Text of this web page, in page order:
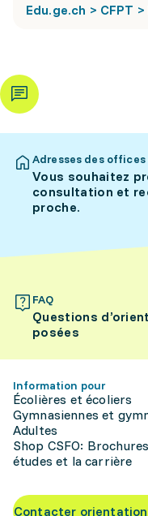
Edu.ge.ch > CFPT
Adresses des
Vous souhaitez
consultation et
proche.
FAQ
Questions
posées
Information pour
Écolières et écoliers
Gymnasiennes et
Adultes
Shop CSFO:
études et la carrière
Contacter